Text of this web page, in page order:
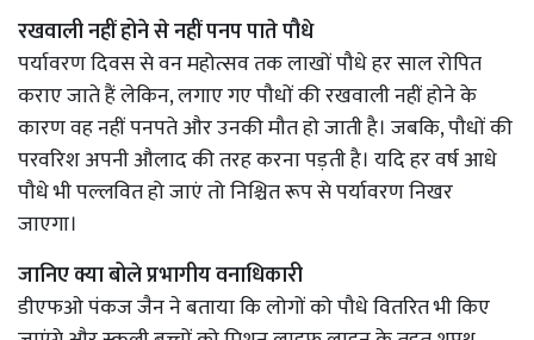
रखवाली नहीं होने से नहीं पनप पाते पौधे
पर्यावरण दिवस से वन महोत्सव तक लाखों पौधे हर साल रोपित
कराए जाते हैं लेकिन, लगाए गए पौधों की रखवाली नहीं होने के
कारण वह नहीं पनपते और उनकी मौत हो जाती है। जबकि, पौधों की
परवरिश अपनी औलाद की तरह करना पड़ती है। यदि हर वर्ष आधे
पौधे भी पल्लवित हो जाएं तो निश्चित रूप से पर्यावरण निखर
जाएगा।
जानिए क्या बोले प्रभागीय वनाधिकारी
डीएफओ पंकज जैन ने बताया कि लोगों को पौधे वितरित भी किए